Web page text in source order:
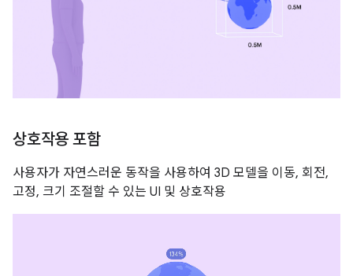
상호작용 포함
사용자가 자연스러운 동작을 사용하여 3D 모델을 이동, 회전,
고정, 크기 조절할 수 있는 UI 및 상호작용